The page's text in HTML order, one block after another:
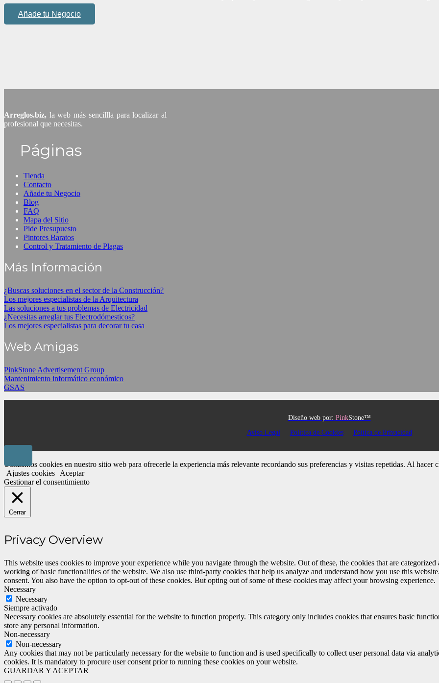
Añade tu Negocio
Arreglos.biz, la web más sencillla para localizar al
profesional que necesitas.
Páginas
Tienda
Contacto
Añade tu Negocio
Blog
FAQ
Mapa del Sitio
Pide Presupuesto
Pintores Baratos
Control y Tratamiento de Plagas
Más Información
¿Buscas soluciones en el sector de la Construcción?
Los mejores especialistas de la Arquitectura
Las soluciones a tus problemas de Electricidad
¿Necesitas arreglar tus Electrodómesticos?
Los mejores especialistas para decorar tu casa
Web Amigas
PinkStone Advertisement Group
Mantenimiento informático económico
GSAS
Diseño web por: PinkStone™
Aviso Legal
Política de Cookies Poítica de Privacidad
Utilizamos cookies en nuestro sitio web para ofrecerle la experiencia más relevante recordando sus preferencias y visitas repetidas. Al
Ajustes cookies
Aceptar
Gestionar el consentimiento
Cerrar
Privacy Overview
This website uses cookies to improve your experience while you navigate through the website. Out of these, the cookies that are categorized
working of basic functionalities of the website. We also use third-party cookies that help us analyze and understand how you use this
consent. You also have the option to opt-out of these cookies. But opting out of some of these cookies may affect your browsing experience.
Necessary
Necessary
Siempre activado
Necessary cookies are absolutely essential for the website to function properly. This category only includes cookies that ensures basic
store any personal information.
Non-necessary
Non-necessary
Any cookies that may not be particularly necessary for the website to function and is used specifically to collect user personal data via
cookies. It is mandatory to procure user consent prior to running these cookies on your website.
GUARDAR Y ACEPTAR